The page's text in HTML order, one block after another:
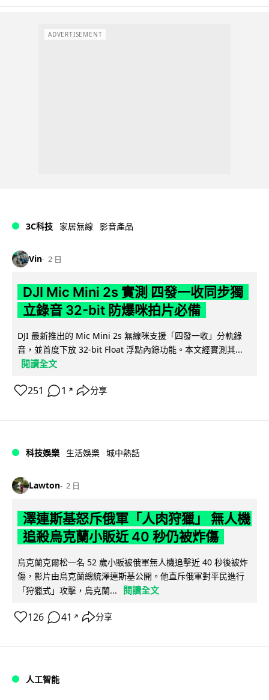
ADVERTISEMENT
3C科技 家居無線 影音產品
Vin 2 日
DJI Mic Mini 2s 實測 四發一收同步獨
立錄音 32-bit 防爆咪拍片必備
DJI 最新推出的 Mic Mini 2s 無線咪支援「四發一收」分軌錄
音，並首度下放 32-bit Float 浮點內錄功能。本文經實測其...
閱讀全文
251 1 ↗ 分享
科技娛樂 生活娛樂 城中熱話
Lawton 2 日
澤連斯基怒斥俄軍「人肉狩獵」 無人機
追殺烏克蘭小販近 40 秒仍被炸傷
烏克蘭克爾松一名 52 歲小販被俄軍無人機追擊近 40 秒後被炸
傷，影片由烏克蘭總統澤連斯基公開。他直斥俄軍對平民進行
「狩獵式」攻擊，烏克蘭...
閱讀全文
126 41 ↗ 分享
人工智能